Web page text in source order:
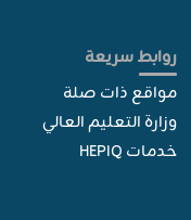
روابط سريعة
مواقع ذات صلة
وزارة التعليم العالي
خدمات HEPIQ